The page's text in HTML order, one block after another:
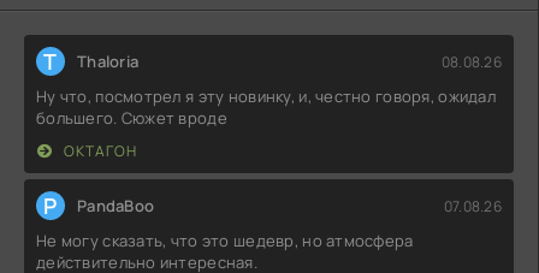
T Thaloria 08.08.26
Ну что, посмотрел я эту новинку, и, честно говоря, ожидал
большего. Сюжет вроде
ОКТАГОН
P PandaBoo 07.08.26
Не могу сказать, что это шедевр, но атмосфера
действительно интересная.